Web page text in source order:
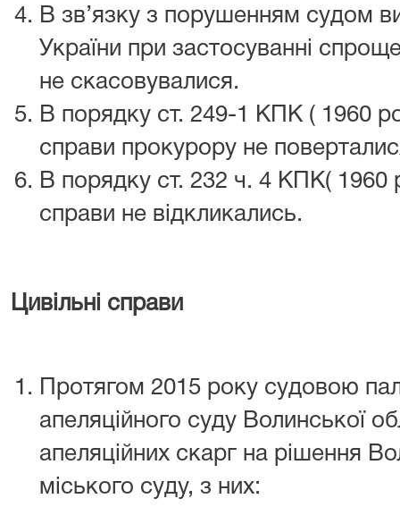
В зв’язку з порушенням судом
України при застосуванні
не скасовувалися.
В порядку ст. 249-1 КПК ( 1960
справи прокурору не
В порядку ст. 232 ч. 4 КПК( 1960
справи не відкликались.
Цивільні справи
Протягом 2015 року судовою
апеляційного суду Волинської
апеляційних скарг на рішення
міського суду, з них: